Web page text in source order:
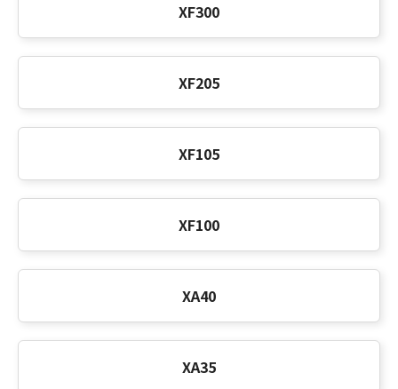
XF300
XF205
XF105
XF100
XA40
XA35